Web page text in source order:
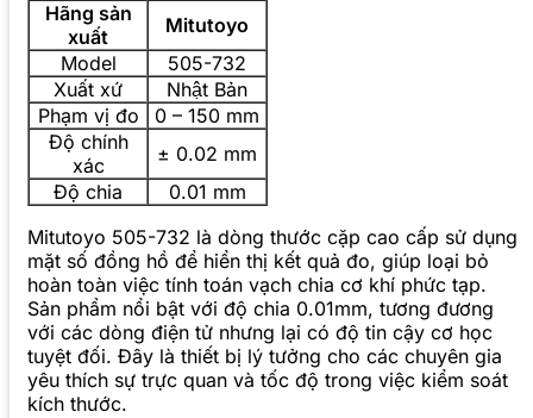
Hãng sản
xuất
Mitutoyo
Model
505-732
Xuất xứ
Nhật Bản
Phạm vị đo
0 – 150 mm
Độ chính
xác
± 0.02 mm
Độ chia
0.01 mm
Mitutoyo 505-732 là dòng thước cặp cao cấp sử dụng
mặt số đồng hồ để hiển thị kết quả đo, giúp loại bỏ
hoàn toàn việc tính toán vạch chia cơ khí phức tạp.
Sản phẩm nổi bật với độ chia 0.01mm, tương đương
với các dòng điện tử nhưng lại có độ tin cậy cơ học
tuyệt đối. Đây là thiết bị lý tưởng cho các chuyên gia
yêu thích sự trực quan và tốc độ trong việc kiểm soát
kích thước.